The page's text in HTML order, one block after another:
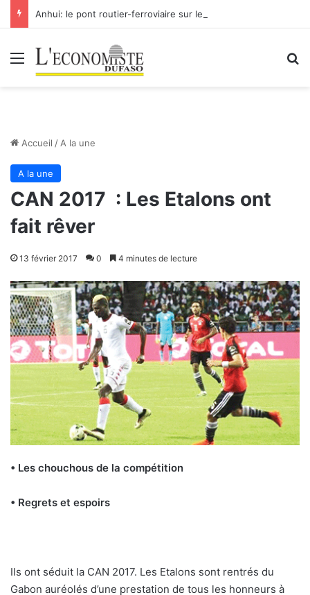
Menu
Accueil / A la une
A la une
CAN 2017 : Les Etalons ont
fait rêver
13 février 2017 0 4 minutes de lecture
• Les chouchous de la compétition
• Regrets et espoirs
Ils ont séduit la CAN 2017. Les Etalons sont rentrés du
Gabon auréolés d’une prestation de tous les honneurs à